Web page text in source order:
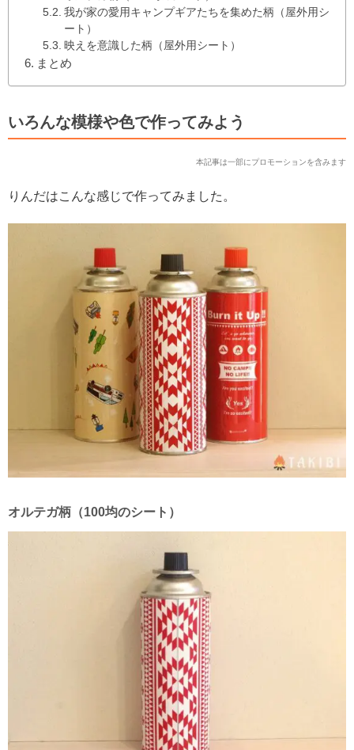
我が家の愛用キャンプギアたちを集めた柄（屋外用シ
ート）
映えを意識した柄（屋外用シート）
まとめ
いろんな模様や色で作ってみよう
本記事は一部にプロモーションを含みます
りんだはこんな感じで作ってみました。
オルテガ柄（100均のシート）